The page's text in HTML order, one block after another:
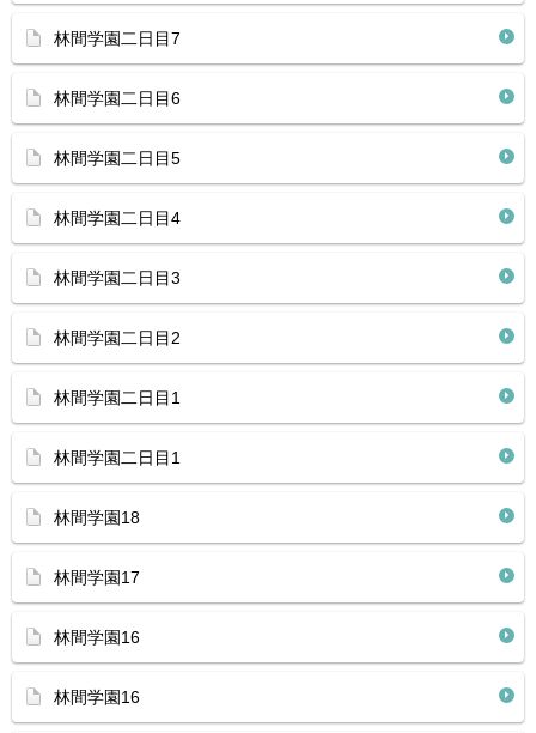
林間学園二日目7
林間学園二日目6
林間学園二日目5
林間学園二日目4
林間学園二日目3
林間学園二日目2
林間学園二日目1
林間学園二日目1
林間学園18
林間学園17
林間学園16
林間学園16